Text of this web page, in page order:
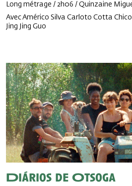
Long métrage / 2h06 / Quinzaine
Avec Américo Silva Carloto Cotta
Jing Jing Guo
Diários de Otsoga